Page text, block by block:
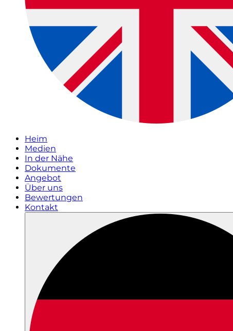
Heim
Medien
In der Nähe
Dokumente
Angebot
Über uns
Bewertungen
Kontakt